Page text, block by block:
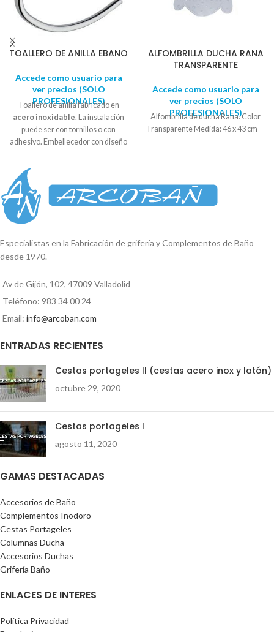
TOALLERO DE ANILLA EBANO
Accede como usuario para
ver precios (SOLO
PROFESIONALES)
Toallero de anilla fabricado en
acero inoxidable. La instalación
puede ser con tornillos o con
adhesivo. Embellecedor con diseño
expositora
- 6 cm Alto: 12cm Ancho: 20 cm
ALFOMBRILLA DUCHA RANA
TRANSPARENTE
Accede como usuario para
ver precios (SOLO
PROFESIONALES)
Alfombrilla de ducha Rana. Color
Transparente Medida: 46 x 43 cm
Especialistas en la Fabricación de grifería y Complementos de Baño
desde 1970.
Av de Gijón, 102, 47009 Valladolid
Teléfono: 983 34 00 24
Email: info@arcoban.com
ENTRADAS RECIENTES
Cestas portageles II (cestas acero inox y latón)
octubre 29, 2020
Cestas portageles I
agosto 11, 2020
GAMAS DESTACADAS
Accesorios de Baño
Complementos Inodoro
Cestas Portageles
Columnas Ducha
Accesorios Duchas
Grifería Baño
ENLACES DE INTERES
Política Privacidad